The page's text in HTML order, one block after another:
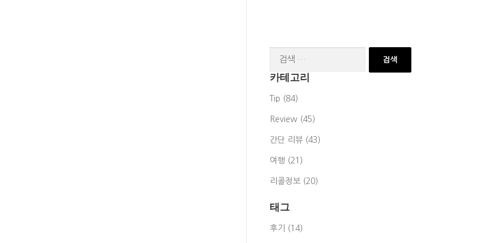
색:
카테고리
Tip (84)
Review (45)
간단 리뷰 (43)
여행 (21)
리콜정보 (20)
태그
후기 (14)